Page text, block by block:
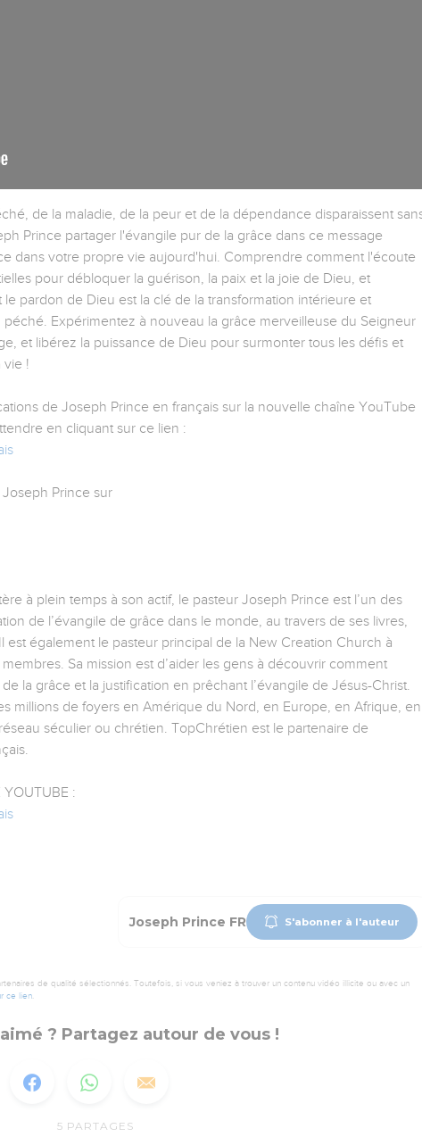
de la maladie, de la peur et de la dépendance disparaissent
Prince partager l'évangile pur de la grâce dans ce message
dans votre propre vie aujourd'hui. Comprendre comment l'écoute
pour débloquer la guérison, la paix et la joie de Dieu, et
pardon de Dieu est la clé de la transformation intérieure et
Expérimentez à nouveau la grâce merveilleuse du Seigneur
et libérez la puissance de Dieu pour surmonter tous les défis et
vie !
de Joseph Prince en français sur la nouvelle chaîne YouTube
en cliquant sur ce lien :
Prince sur
à plein temps à son actif, le pasteur Joseph Prince est l’un des
de l’évangile de grâce dans le monde, au travers de ses livres,
est également le pasteur principal de la New Creation Church à
Sa mission est d’aider les gens à découvrir comment
la grâce et la justification en prêchant l’évangile de Jésus-Christ.
millions de foyers en Amérique du Nord, en Europe, en Afrique, en
séculier ou chrétien. TopChrétien est le partenaire de
:
Joseph Prince FR S'abonner à l'auteur
de qualité sélectionnés. Toutefois, si vous veniez à trouver un contenu vidéo illicite ou avec un
ce lien.
? Partagez autour de vous !
5 PARTAGES